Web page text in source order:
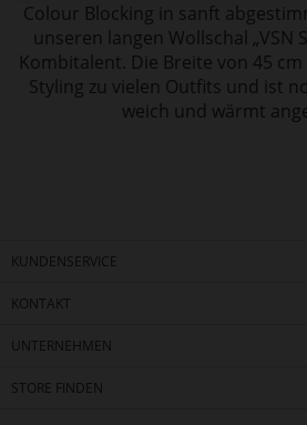
Colour Blocking in sanft
unseren langen Wollschal „VSN
Kombitalent. Die Breite von 45
Styling zu vielen Outfits und ist
weich und wärmt
KUNDENSERVICE
KONTAKT
UNTERNEHMEN
STORE FINDEN